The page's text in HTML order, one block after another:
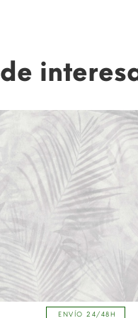
ENVÍO 24/48H